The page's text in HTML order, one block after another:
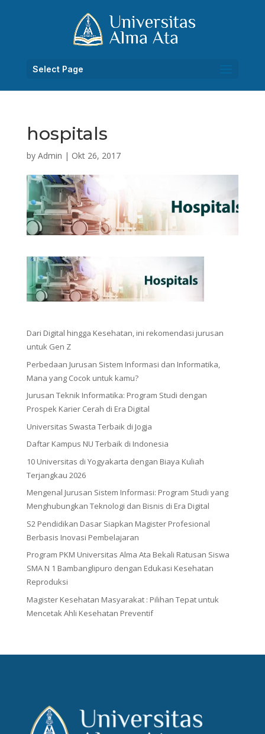
Select Page
hospitals
by Admin | Okt 26, 2017
Dari Digital hingga Kesehatan, ini rekomendasi jurusan
untuk Gen Z
Perbedaan Jurusan Sistem Informasi dan Informatika,
Mana yang Cocok untuk kamu?
Jurusan Teknik Informatika: Program Studi dengan
Prospek Karier Cerah di Era Digital
Universitas Swasta Terbaik di Jogja
Daftar Kampus NU Terbaik di Indonesia
10 Universitas di Yogyakarta dengan Biaya Kuliah
Terjangkau 2026
Mengenal Jurusan Sistem Informasi: Program Studi yang
Menghubungkan Teknologi dan Bisnis di Era Digital
S2 Pendidikan Dasar Siapkan Magister Profesional
Berbasis Inovasi Pembelajaran
Program PKM Universitas Alma Ata Bekali Ratusan Siswa
SMA N 1 Bambanglipuro dengan Edukasi Kesehatan
Reproduksi
Magister Kesehatan Masyarakat : Pilihan Tepat untuk
Mencetak Ahli Kesehatan Preventif